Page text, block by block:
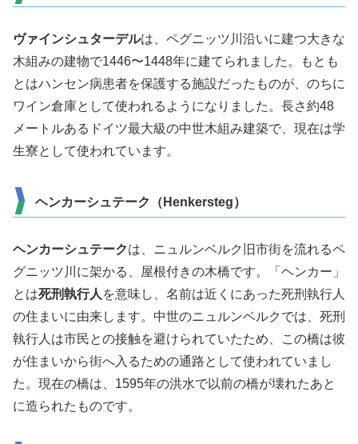
ヴァインシュターデルは、ペグニッツ川沿いに建つ大きな
木組みの建物で1446〜1448年に建てられました。もとも
とはハンセン病患者を保護する施設だったものが、のちに
ワイン倉庫として使われるようになりました。長さ約48
メートルあるドイツ最大級の中世木組み建築で、現在は学
生寮として使われています。
ヘンカーシュテーク（Henkersteg）
ヘンカーシュテークは、ニュルンベルク旧市街を流れるペ
グニッツ川に架かる、屋根付きの木橋です。「ヘンカー」
とは死刑執行人 を意味し、名前は近くにあった死刑執行人
の住まいに由来します。中世のニュルンベルクでは、死刑
執行人は市民との接触を避けられていたため、この橋は彼
が住まいから街へ入るための通路として使われていまし
た。現在の橋は、1595年の洪水で以前の橋が壊れたあと
に造られたものです。